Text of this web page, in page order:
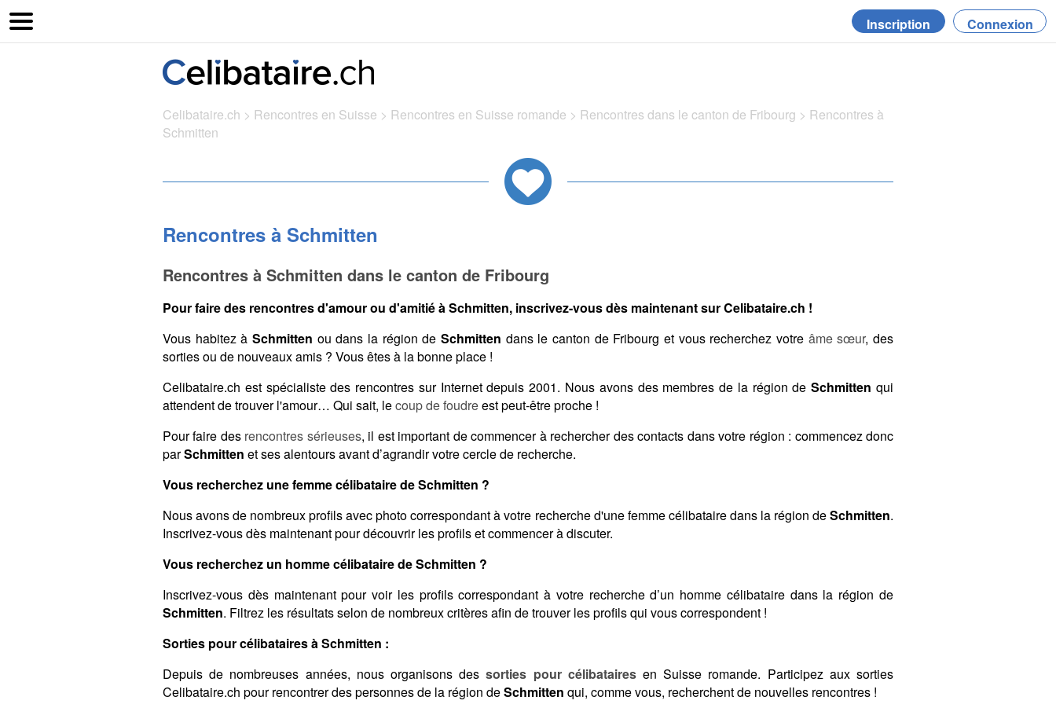
Inscription Connexion
Celibataire.ch > Rencontres en Suisse > Rencontres en Suisse romande > Rencontres dans le canton de Fribourg > Rencontres à
Schmitten
Rencontres à Schmitten
Rencontres à Schmitten dans le canton de Fribourg
Pour faire des rencontres d'amour ou d'amitié à Schmitten, inscrivez-vous dès maintenant sur Celibataire.ch !
Vous habitez à Schmitten ou dans la région de Schmitten dans le canton de Fribourg et vous recherchez votre âme sœur, des
sorties ou de nouveaux amis ? Vous êtes à la bonne place !
Celibataire.ch est spécialiste des rencontres sur Internet depuis 2001. Nous avons des membres de la région deSchmitten qui
attendent de trouver l'amour… Qui sait, lecoup de foudreest peut-être proche !
Pour faire des rencontres sérieuses, il est important de commencer à rechercher des contacts dans votre région : commencez donc
parSchmitten et ses alentours avant d’agrandir votre cercle de recherche.
Vous recherchez une femme célibataire de Schmitten ?
Nous avons de nombreux profils avec photo correspondant à votre recherche d'une femme célibataire dans la région deSchmitten.
Inscrivez-vous dès maintenant pour découvrir les profils et commencer à discuter.
Vous recherchez un homme célibataire de Schmitten ?
Inscrivez-vous dès maintenant pour voir les profils correspondant à votre recherche d’un homme célibataire dans la région de
Schmitten. Filtrez les résultats selon de nombreux critères afin de trouver les profils qui vous correspondent !
Sorties pour célibataires à Schmitten :
Depuis de nombreuses années, nous organisons dessorties pour célibatairesen Suisse romande. Participez aux sorties
Celibataire.ch pour rencontrer des personnes de la région deSchmitten qui, comme vous, recherchent de nouvelles rencontres !